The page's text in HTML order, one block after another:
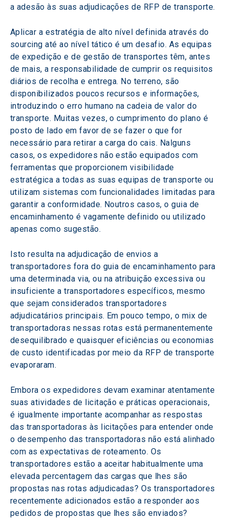
a adesão às suas adjudicações de RFP de transporte.
Aplicar a estratégia de alto nível definida através do
sourcing até ao nível tático é um desafio. As equipas
de expedição e de gestão de transportes têm, antes
de mais, a responsabilidade de cumprir os requisitos
diários de recolha e entrega. No terreno, são
disponibilizados poucos recursos e informações,
introduzindo o erro humano na cadeia de valor do
transporte. Muitas vezes, o cumprimento do plano é
posto de lado em favor de se fazer o que for
necessário para retirar a carga do cais. Nalguns
casos, os expedidores não estão equipados com
ferramentas que proporcionem visibilidade
estratégica a todas as suas equipas de transporte ou
utilizam sistemas com funcionalidades limitadas para
garantir a conformidade. Noutros casos, o guia de
encaminhamento é vagamente definido ou utilizado
apenas como sugestão.
Isto resulta na adjudicação de envios a
transportadores fora do guia de encaminhamento para
uma determinada via, ou na atribuição excessiva ou
insuficiente a transportadores específicos, mesmo
que sejam considerados transportadores
adjudicatários principais. Em pouco tempo, o mix de
transportadoras nessas rotas está permanentemente
desequilibrado e quaisquer eficiências ou economias
de custo identificadas por meio da RFP de transporte
evaporaram.
Embora os expedidores devam examinar atentamente
suas atividades de licitação e práticas operacionais,
é igualmente importante acompanhar as respostas
das transportadoras às licitações para entender onde
o desempenho das transportadoras não está alinhado
com as expectativas de roteamento. Os
transportadores estão a aceitar habitualmente uma
elevada percentagem das cargas que lhes são
propostas nas rotas adjudicadas? Os transportadores
recentemente adicionados estão a responder aos
pedidos de propostas que lhes são enviados?